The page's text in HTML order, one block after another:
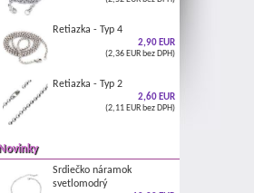
Retiazka - Typ 4
2,90 EUR
(2,36 EUR bez DPH)
Retiazka - Typ 2
2,60 EUR
(2,11 EUR bez DPH)
Novinky
Srdiečko náramok
svetlomodrý